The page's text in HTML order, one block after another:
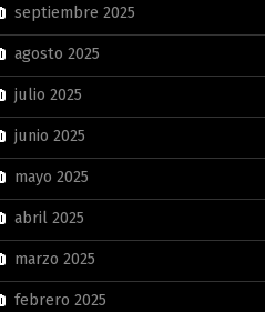
septiembre 2025
agosto 2025
julio 2025
junio 2025
mayo 2025
abril 2025
marzo 2025
febrero 2025